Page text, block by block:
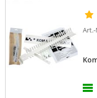
Art.-